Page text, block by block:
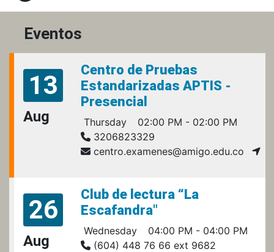
Eventos
13
Aug
Centro de Pruebas
Estandarizadas APTIS -
Presencial
Thursday
02:00 PM - 02:00 PM
3206823329
centro.examenes@amigo.edu.co
26
Aug
Club de lectura “La
Escafandra"
Wednesday
04:00 PM - 04:00 PM
(604) 448 76 66 ext 9682